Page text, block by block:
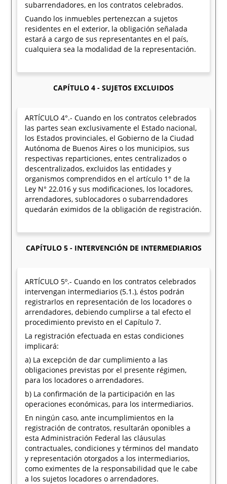
subarrendadores, en los contratos celebrados.
Cuando los inmuebles pertenezcan a sujetos
residentes en el exterior, la obligación señalada
estará a cargo de sus representantes en el país,
cualquiera sea la modalidad de la representación.
CAPÍTULO 4 - SUJETOS EXCLUIDOS
ARTÍCULO 4°.- Cuando en los contratos celebrados
las partes sean exclusivamente el Estado nacional,
los Estados provinciales, el Gobierno de la Ciudad
Autónoma de Buenos Aires o los municipios, sus
respectivas reparticiones, entes centralizados o
descentralizados, excluidos las entidades y
organismos comprendidos en el artículo 1° de la
Ley N° 22.016 y sus modificaciones, los locadores,
arrendadores, sublocadores o subarrendadores
quedarán eximidos de la obligación de registración.
CAPÍTULO 5 - INTERVENCIÓN DE INTERMEDIARIOS
ARTÍCULO 5º.- Cuando en los contratos celebrados
intervengan intermediarios (5.1.), éstos podrán
registrarlos en representación de los locadores o
arrendadores, debiendo cumplirse a tal efecto el
procedimiento previsto en el Capítulo 7.
La registración efectuada en estas condiciones
implicará:
a) La excepción de dar cumplimiento a las
obligaciones previstas por el presente régimen,
para los locadores o arrendadores.
b) La confirmación de la participación en las
operaciones económicas, para los intermediarios.
En ningún caso, ante incumplimientos en la
registración de contratos, resultarán oponibles a
esta Administración Federal las cláusulas
contractuales, condiciones y términos del mandato
y representación otorgados a los intermediarios,
como eximentes de la responsabilidad que le cabe
a los sujetos locadores o arrendadores.